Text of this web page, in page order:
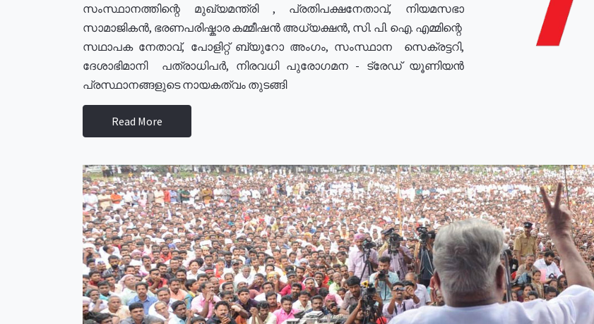
സംസ്ഥാനത്തിന്റെ മുഖ്യമന്ത്രി , പ്രതിപക്ഷനേതാവ്, നിയമസഭാ
സാമാജികൻ, ഭരണപരിഷ്കാര കമ്മീഷൻ അധ്യക്ഷൻ, സി. പി. ഐ. എമ്മിന്റെ
സഥാപക നേതാവ്, പോളിറ്റ് ബ്യുറോ അംഗം, സംസ്ഥാന സെക്രട്ടറി,
ദേശാഭിമാനി പത്രാധിപർ, നിരവധി പുരോഗമന - ട്രേഡ് യൂണിയൻ
പ്രസ്ഥാനങ്ങളുടെ നായകത്വം തുടങ്ങി
Read More